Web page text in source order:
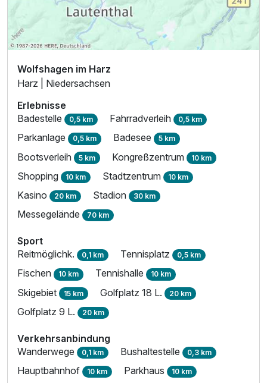
Wolfshagen im Harz
Harz | Niedersachsen
Erlebnisse
Badestelle 0,5 km Fahrradverleih 0,5 km
Parkanlage 0,5 km Badesee 5 km
Bootsverleih 5 km Kongreßzentrum 10 km
Shopping 10 km Stadtzentrum 10 km
Kasino 20 km Stadion 30 km
Messegelände 70 km
Sport
Reitmöglichk. 0,1 km Tennisplatz 0,5 km
Fischen 10 km Tennishalle 10 km
Skigebiet 15 km Golfplatz 18 L. 20 km
Golfplatz 9 L. 20 km
Verkehrsanbindung
Wanderwege 0,1 km Bushaltestelle 0,3 km
Hauptbahnhof 10 km Parkhaus 10 km